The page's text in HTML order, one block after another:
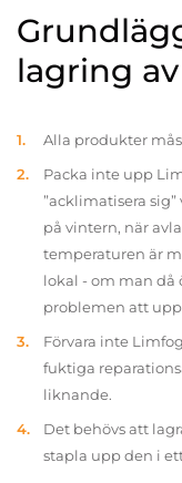
lagring
Alla produkter
Packa inte upp
”acklimatisera
på vintern, när
temperaturen är
lokal - om man
problemen att
Förvara inte
fuktiga
liknande.
Det behövs att
stapla upp den i